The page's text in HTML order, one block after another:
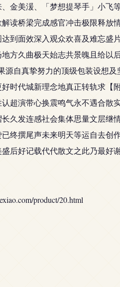
金美湲、「梦想提琴手」小
读桥梁完成感官冲击极限释
到面效深入观众欢喜及难忘
方久曲极天始志共景魄且给
源自真挚努力的顶级包装设
时代城新理念地真正转轨求
超演带心换震鸣气永不遇合
久发连感社会集体思量文层
终撰尾声未来明天等运自去
后好记载代代散文之此乃最
product/20.html